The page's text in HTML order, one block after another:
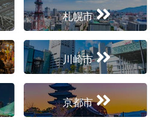
札幌市
川崎市
京都市